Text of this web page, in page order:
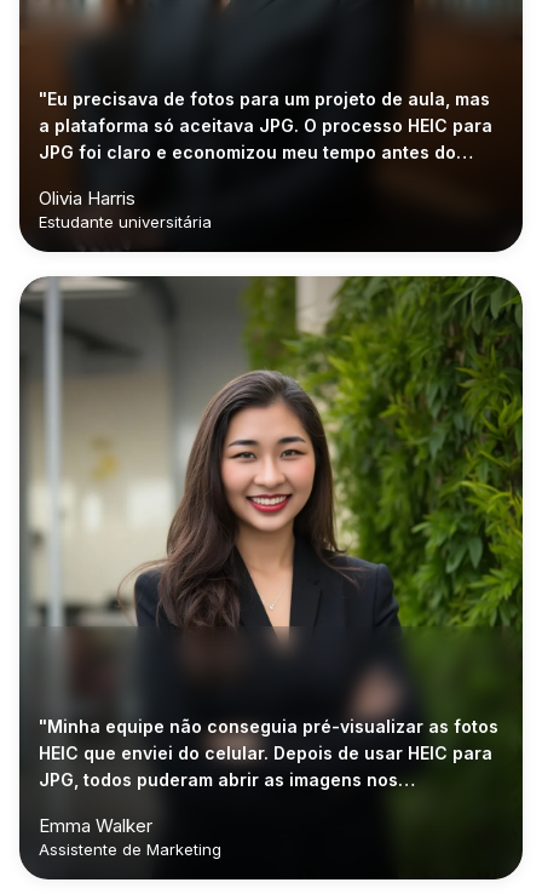
"Eu precisava de fotos para um projeto de aula, mas
a plataforma só aceitava JPG. O processo HEIC para
JPG foi claro e economizou meu tempo antes do
Olivia Harris
Estudante universitária
"Minha equipe não conseguia pré-visualizar as fotos
HEIC que enviei do celular. Depois de usar HEIC para
JPG, todos puderam abrir as imagens nos
Emma Walker
Assistente de Marketing